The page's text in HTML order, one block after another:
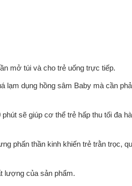
mở túi và cho trẻ uống trực tiếp.
dụng hồng sâm Baby mà cần
sẽ giúp cơ thể trẻ hấp thu tối đa
phấn thần kinh khiến trẻ trằn trọc,
lượng của sản phẩm.